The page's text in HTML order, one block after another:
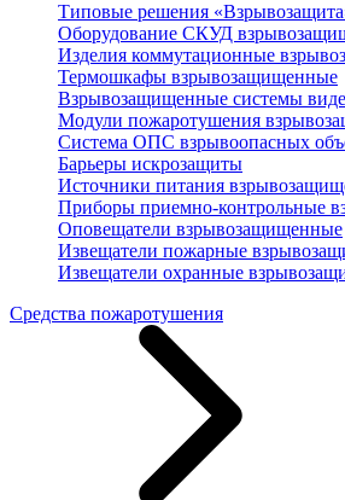
Типовые решения
Оборудование СКУД
Изделия коммутационные
Термошкафы взрывозащищенные
Взрывозащищенные системы
Модули пожаротушения
Система ОПС взрывоопасных
Барьеры искрозащиты
Источники питания
Приборы приемно-контрольные
Оповещатели взрывозащищенные
Извещатели пожарные
Извещатели охранные
Средства пожаротушения